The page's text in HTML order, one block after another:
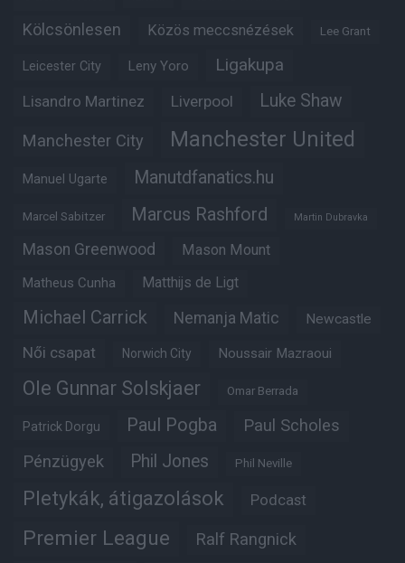
Kölcsönlesen Közös meccsnézések Lee Grant
Leicester City Leny Yoro Ligakupa
Lisandro Martinez Liverpool Luke Shaw
Manchester City Manchester United
Manuel Ugarte Manutdfanatics.hu
Marcel Sabitzer Marcus Rashford Martin Dubravka
Mason Greenwood Mason Mount
Matheus Cunha Matthijs de Ligt
Michael Carrick Nemanja Matic Newcastle
Női csapat Norwich City Noussair Mazraoui
Ole Gunnar Solskjaer Omar Berrada
Patrick Dorgu Paul Pogba Paul Scholes
Pénzügyek Phil Jones Phil Neville
Pletykák, átigazolások Podcast
Premier League Ralf Rangnick